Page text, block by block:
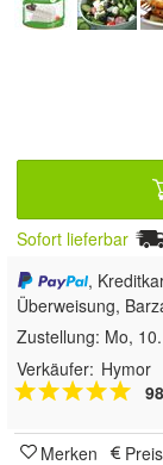
Sofort lieferbar
,
Überweisung,
Zustellung: Mo,
Verkäufer: Hymor
Merken